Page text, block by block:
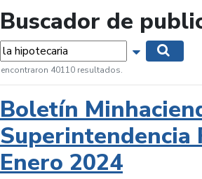
Buscador de
Mostrar
encontraron 40110 resultados.
Boletín
Superintendencia
Enero 2024